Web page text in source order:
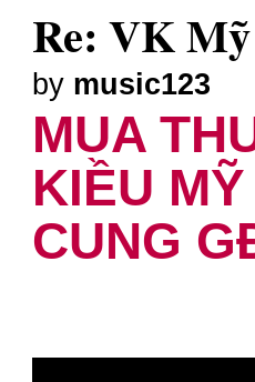
Re: VK
by music123
MUA
KIỀU
CUNG